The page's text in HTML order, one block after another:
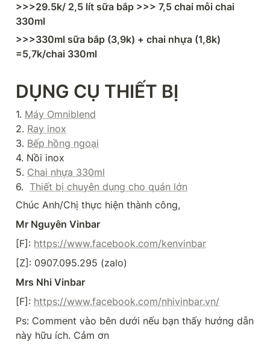
>>>29.5k/ 2,5 lít sữa bắp >>> 7,5 chai mỗi chai
330ml
>>>330ml sữa bắp (3,9k) + chai nhựa (1,8k)
=5,7k/chai 330ml
DỤNG CỤ THIẾT BỊ
1. Máy Omniblend
2. Ray inox
3. Bếp hồng ngoại
4. Nồi inox
5. Chai nhựa 330ml
6. Thiết bị chuyên dụng cho quán lớn
Chúc Anh/Chị thực hiện thành công,
Mr Nguyên Vinbar
[F]: https://www.facebook.com/kenvinbar
[Z]: 0907.095.295 (zalo)
Mrs Nhi Vinbar
[F]: https://www.facebook.com/nhivinbar.vn/
Ps: Comment vào bên dưới nếu bạn thấy hướng dẫn
này hữu ích. Cảm ơn